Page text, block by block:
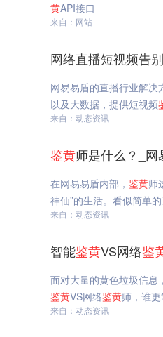
黄API接口
来自：网站
网络直播短视频告
网易易盾的直播行业解决
以及大数据，提供短视频
来自：动态资讯
鉴黄师是什么？_网
在网易易盾内部， 鉴黄师
神仙”的生活。看似简单
来自：动态资讯
智能鉴黄VS网络鉴
面对大量的黄色垃圾信息
鉴黄VS网络鉴黄师，谁更
来自：动态资讯